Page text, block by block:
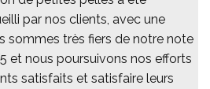
par nos clients, avec une
sommes très fiers de notre note
et nous poursuivons nos efforts
satisfaits et satisfaire leurs